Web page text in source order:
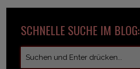
SCHNELLE SUCHE IM BLOG: